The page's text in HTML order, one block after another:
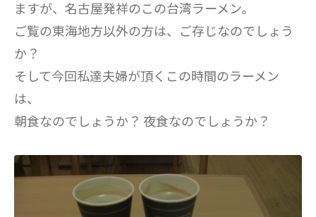
ますが、名古屋発祥のこの台湾ラーメン。
ご覧の東海地方以外の方は、ご存じなのでしょう
か？
そして今回私達夫婦が頂くこの時間のラーメン
は、
朝食なのでしょうか？ 夜食なのでしょうか？